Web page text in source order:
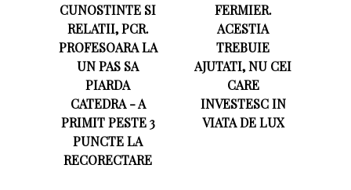
CUNOSTINTE SI
RELATII, PCR.
PROFESOARA LA
UN PAS SA
PIARDA
CATEDRA - A
PRIMIT PESTE 3
PUNCTE LA
RECORECTARE
FERMIER.
ACESTIA
TREBUIE
AJUTATI, NU CEI
CARE
INVESTESC IN
VIATA DE LUX